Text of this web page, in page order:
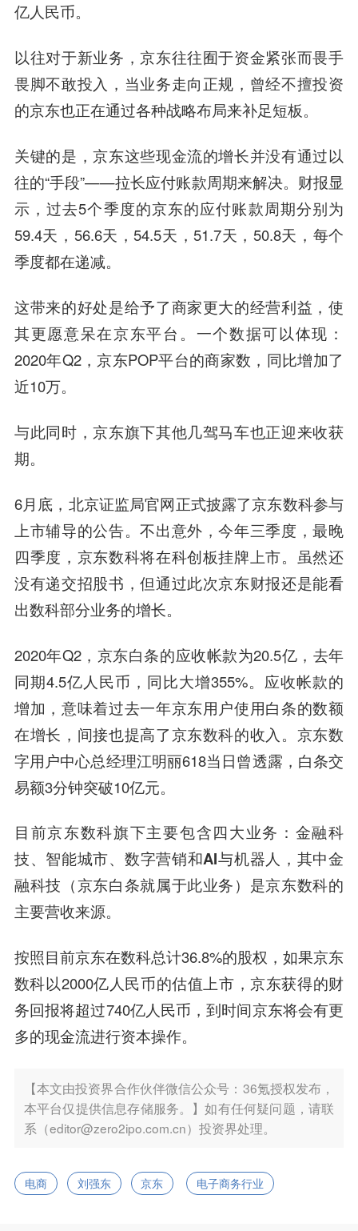
亿人民币。
以往对于新业务，京东往往囿于资金紧张而畏手
畏脚不敢投入，当业务走向正规，曾经不擅投资
的京东也正在通过各种战略布局来补足短板。
关键的是，京东这些现金流的增长并没有通过以
往的“手段”——拉长应付账款周期来解决。财报显
示，过去5个季度的京东的应付账款周期分别为
59.4天，56.6天，54.5天，51.7天，50.8天，每个
季度都在递减。
这带来的好处是给予了商家更大的经营利益，使
其更愿意呆在京东平台。一个数据可以体现：
2020年Q2，京东POP平台的商家数，同比增加了
近10万。
与此同时，京东旗下其他几驾马车也正迎来收获
期。
6月底，北京证监局官网正式披露了京东数科参与
上市辅导的公告。不出意外，今年三季度，最晚
四季度，京东数科将在科创板挂牌上市。虽然还
没有递交招股书，但通过此次京东财报还是能看
出数科部分业务的增长。
2020年Q2，京东白条的应收帐款为20.5亿，去年
同期4.5亿人民币，同比大增355%。应收帐款的
增加，意味着过去一年京东用户使用白条的数额
在增长，间接也提高了京东数科的收入。京东数
字用户中心总经理江明丽618当日曾透露，白条交
易额3分钟突破10亿元。
目前京东数科旗下主要包含四大业务：金融科
技、智能城市、数字营销和AI与机器人，其中金
融科技（京东白条就属于此业务）是京东数科的
主要营收来源。
按照目前京东在数科总计36.8%的股权，如果京东
数科以2000亿人民币的估值上市，京东获得的财
务回报将超过740亿人民币，到时间京东将会有更
多的现金流进行资本操作。
【本文由投资界合作伙伴微信公众号：36氪授权发布，
本平台仅提供信息存储服务。】如有任何疑问题，请联
系（editor@zero2ipo.com.cn）投资界处理。
电商 刘强东 京东 电子商务行业